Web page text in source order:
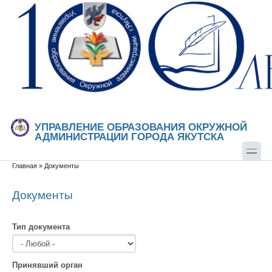
Перейти к основному содержанию
Skip to search
УПРАВЛЕНИЕ ОБРАЗОВАНИЯ ОКРУЖНОЙ
АДМИНИСТРАЦИИ ГОРОДА ЯКУТСКА
Вы здесь
Главная » Документы
Документы
Тип документа
Принявший орган